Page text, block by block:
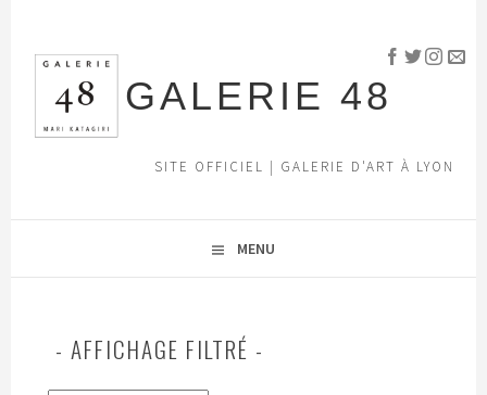
contenu
principal
GALERIE 48
SITE OFFICIEL | GALERIE D'ART À LYON
MENU
AFFICHAGE FILTRÉ